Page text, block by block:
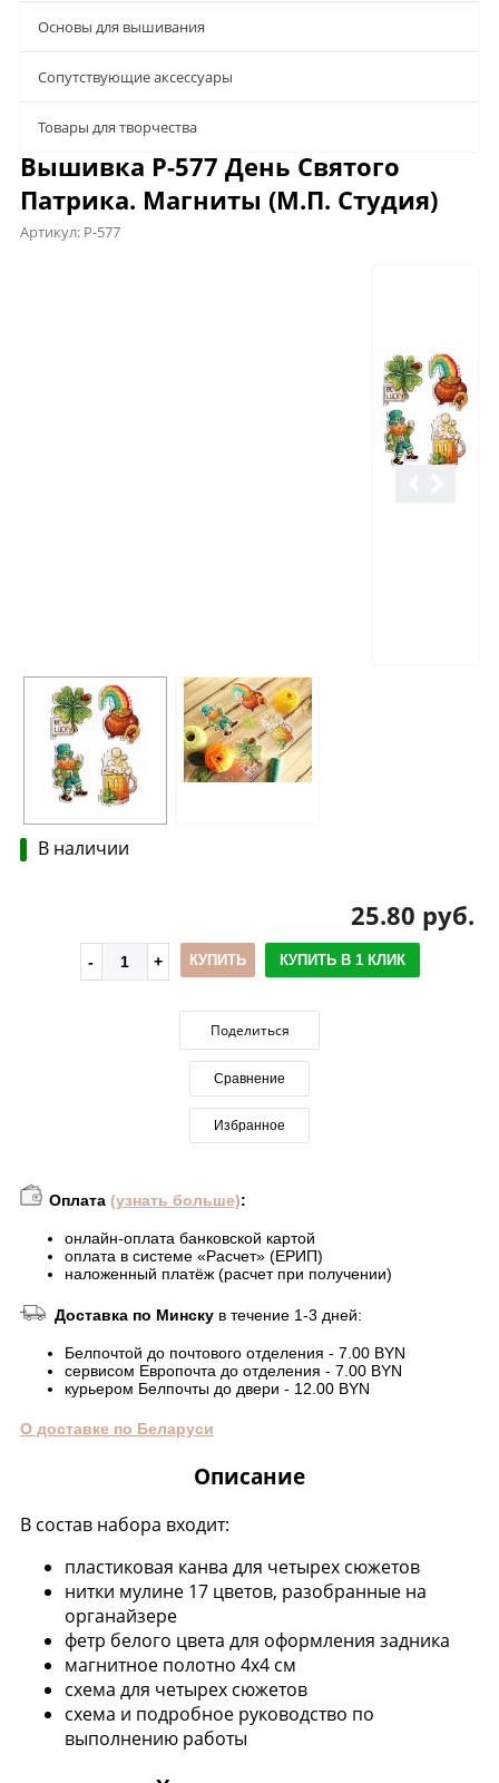
Основы для вышивания
Сопутствующие аксессуары
Товары для творчества
Вышивка Р-577 День Святого
Патрика. Магниты (М.П. Студия)
Артикул: Р-577
В наличии
25.80 руб.
КУПИТЬ КУПИТЬ В 1 КЛИК
Поделиться
Сравнение
Избранное
Оплата (узнать больше):
онлайн-оплата банковской картой
оплата в системе «Расчет» (ЕРИП)
наложенный платёж (расчет при получении)
Доставка по Минску в течение 1-3 дней:
Белпочтой до почтового отделения - 7.00 BYN
сервисом Европочта до отделения - 7.00 BYN
курьером Белпочты до двери - 12.00 BYN
О доставке по Беларуси
Описание
В состав набора входит:
пластиковая канва для четырех сюжетов
нитки мулине 17 цветов, разобранные на
органайзере
фетр белого цвета для оформления задника
магнитное полотно 4х4 см
схема для четырех сюжетов
схема и подробное руководство по
выполнению работы